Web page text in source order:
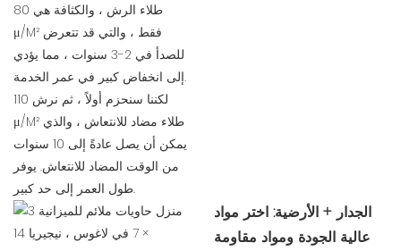
طلاء الرش ، والكثافة هي 80
μ/M² فقط ، والتي قد تتعرض
للصدأ في 2-3 سنوات ، مما يؤدي
إلى انخفاض كبير في عمر الخدمة.
لكننا سنحزم أولاً ، ثم نرش 110
μ/M² طلاء مضاد للانتعاش ، والذي
يمكن أن يصل عادةً إلى 10 سنوات
من الوقت المضاد للانتعاش. يوفر
طول العمر إلى حد كبير.
الجدار + الأرضية: اختر مواد
عالية الجودة ومواد مقاومة